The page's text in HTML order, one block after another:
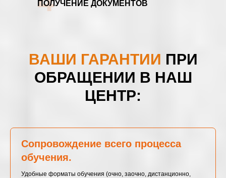
ПОЛУЧЕНИЕ ДОКУМЕНТОВ
ВАШИ ГАРАНТИИ ПРИ
ОБРАЩЕНИИ В НАШ
ЦЕНТР:
Сопровождение всего процесса
обучения.
Удобные форматы обучения (очно, заочно, дистанционно,